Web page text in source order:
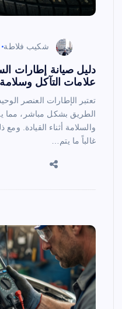
شكيب فلاطة
دليل صيانة إطارات
علامات التآكل وسلامة
تعتبر الإطارات العنصر
الطريق بشكل مباشر، مما
والسلامة أثناء القيادة.
غالباً ما يتم…